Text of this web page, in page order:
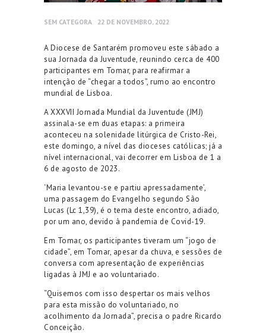
SEM CATEGORA 22 DE NOVEMBRO, 2022
A Diocese de Santarém promoveu este sábado a
sua Jornada da Juventude, reunindo cerca de 400
participantes em Tomar, para reafirmar a
intenção de “chegar a todos”, rumo ao encontro
mundial de Lisboa.
A XXXVII Jornada Mundial da Juventude (JMJ)
assinala-se em duas etapas: a primeira
aconteceu na solenidade litúrgica de Cristo-Rei,
este domingo, a nível das dioceses católicas; já a
nível internacional, vai decorrer em Lisboa de 1 a
6 de agosto de 2023.
‘Maria levantou-se e partiu apressadamente’,
uma passagem do Evangelho segundo São
Lucas (Lc 1,39), é o tema deste encontro, adiado,
por um ano, devido à pandemia de Covid-19.
Em Tomar, os participantes tiveram um “jogo de
cidade”, em Tomar, apesar da chuva, e sessões de
conversa com apresentação de experiências
ligadas à JMJ e ao voluntariado.
“Quisemos com isso despertar os mais velhos
para esta missão do voluntariado, no
acolhimento da Jornada”, precisa o padre Ricardo
Conceição.